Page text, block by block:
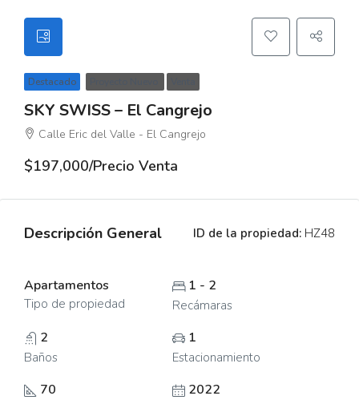
Destacado
SKY SWISS – El Cangrejo
Calle Eric del Valle - El Cangrejo
$197,000/Precio Venta
Descripción General ID de la propiedad: HZ48
Apartamentos
Tipo de propiedad
1 - 2
Recámaras
2
Baños
1
Estacionamiento
70 2022